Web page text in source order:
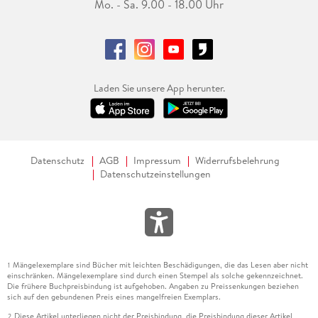
Mo. - Sa. 9.00 - 18.00 Uhr
Laden Sie unsere App herunter.
Datenschutz AGB Impressum
Widerrufsbelehrung
Datenschutzeinstellungen
1 Mängelexemplare sind Bücher mit leichten Beschädigungen, die das Lesen aber nicht
einschränken. Mängelexemplare sind durch einen Stempel als solche gekennzeichnet.
Die frühere Buchpreisbindung ist aufgehoben. Angaben zu Preissenkungen beziehen
sich auf den gebundenen Preis eines mangelfreien Exemplars.
2 Diese Artikel unterliegen nicht der Preisbindung, die Preisbindung dieser Artikel